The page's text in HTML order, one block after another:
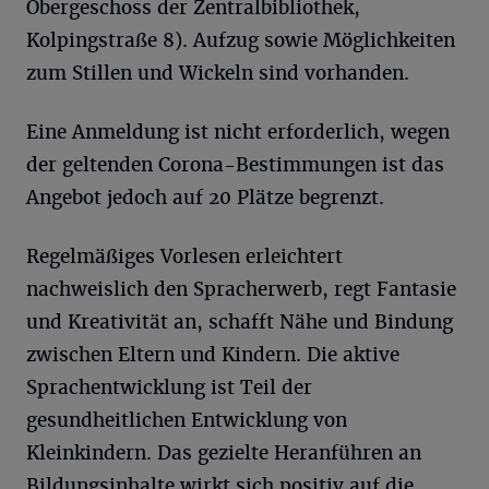
Obergeschoss der Zentralbibliothek,
Kolpingstraße 8). Aufzug sowie Möglichkeiten
zum Stillen und Wickeln sind vorhanden.
Eine Anmeldung ist nicht erforderlich, wegen
der geltenden Corona-Bestimmungen ist das
Angebot jedoch auf 20 Plätze begrenzt.
Regelmäßiges Vorlesen erleichtert
nachweislich den Spracherwerb, regt Fantasie
und Kreativität an, schafft Nähe und Bindung
zwischen Eltern und Kindern. Die aktive
Sprachentwicklung ist Teil der
gesundheitlichen Entwicklung von
Kleinkindern. Das gezielte Heranführen an